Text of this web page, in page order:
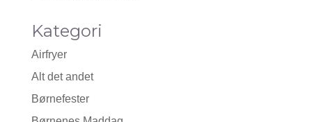
Kategori
Airfryer
Alt det andet
Børnefester